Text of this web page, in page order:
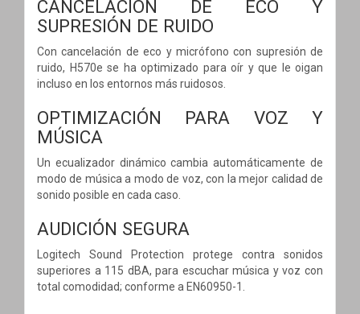
CANCELACIÓN DE ECO Y
SUPRESIÓN DE RUIDO
Con cancelación de eco y micrófono con supresión de
ruido, H570e se ha optimizado para oír y que le oigan
incluso en los entornos más ruidosos.
OPTIMIZACIÓN PARA VOZ Y
MÚSICA
Un ecualizador dinámico cambia automáticamente de
modo de música a modo de voz, con la mejor calidad de
sonido posible en cada caso.
AUDICIÓN SEGURA
Logitech Sound Protection protege contra sonidos
superiores a 115 dBA, para escuchar música y voz con
total comodidad; conforme a EN60950-1.